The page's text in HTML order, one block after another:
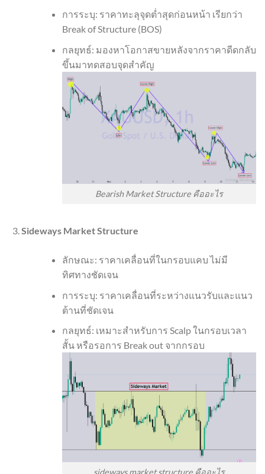
การระบุ: ราคาทะลุจุดต่ำสุดก่อนหน้า เรียกว่า
Break of Structure (BOS)
กลยุทธ์: มองหาโอกาสขายหลังจากราคาดีดกลับ
ขึ้นมาทดสอบจุดสำคัญ
Bearish Market Structure คืออะไร
Sideways Market Structure
ลักษณะ: ราคาเคลื่อนที่ในกรอบแคบ ไม่มี
ทิศทางชัดเจน
การระบุ: ราคาเคลื่อนที่ระหว่างแนวรับและแนว
ต้านที่ชัดเจน
กลยุทธ์: เหมาะสำหรับการ Scalp ในกรอบเวลา
สั้น หรือรอการ Break out จากกรอบ